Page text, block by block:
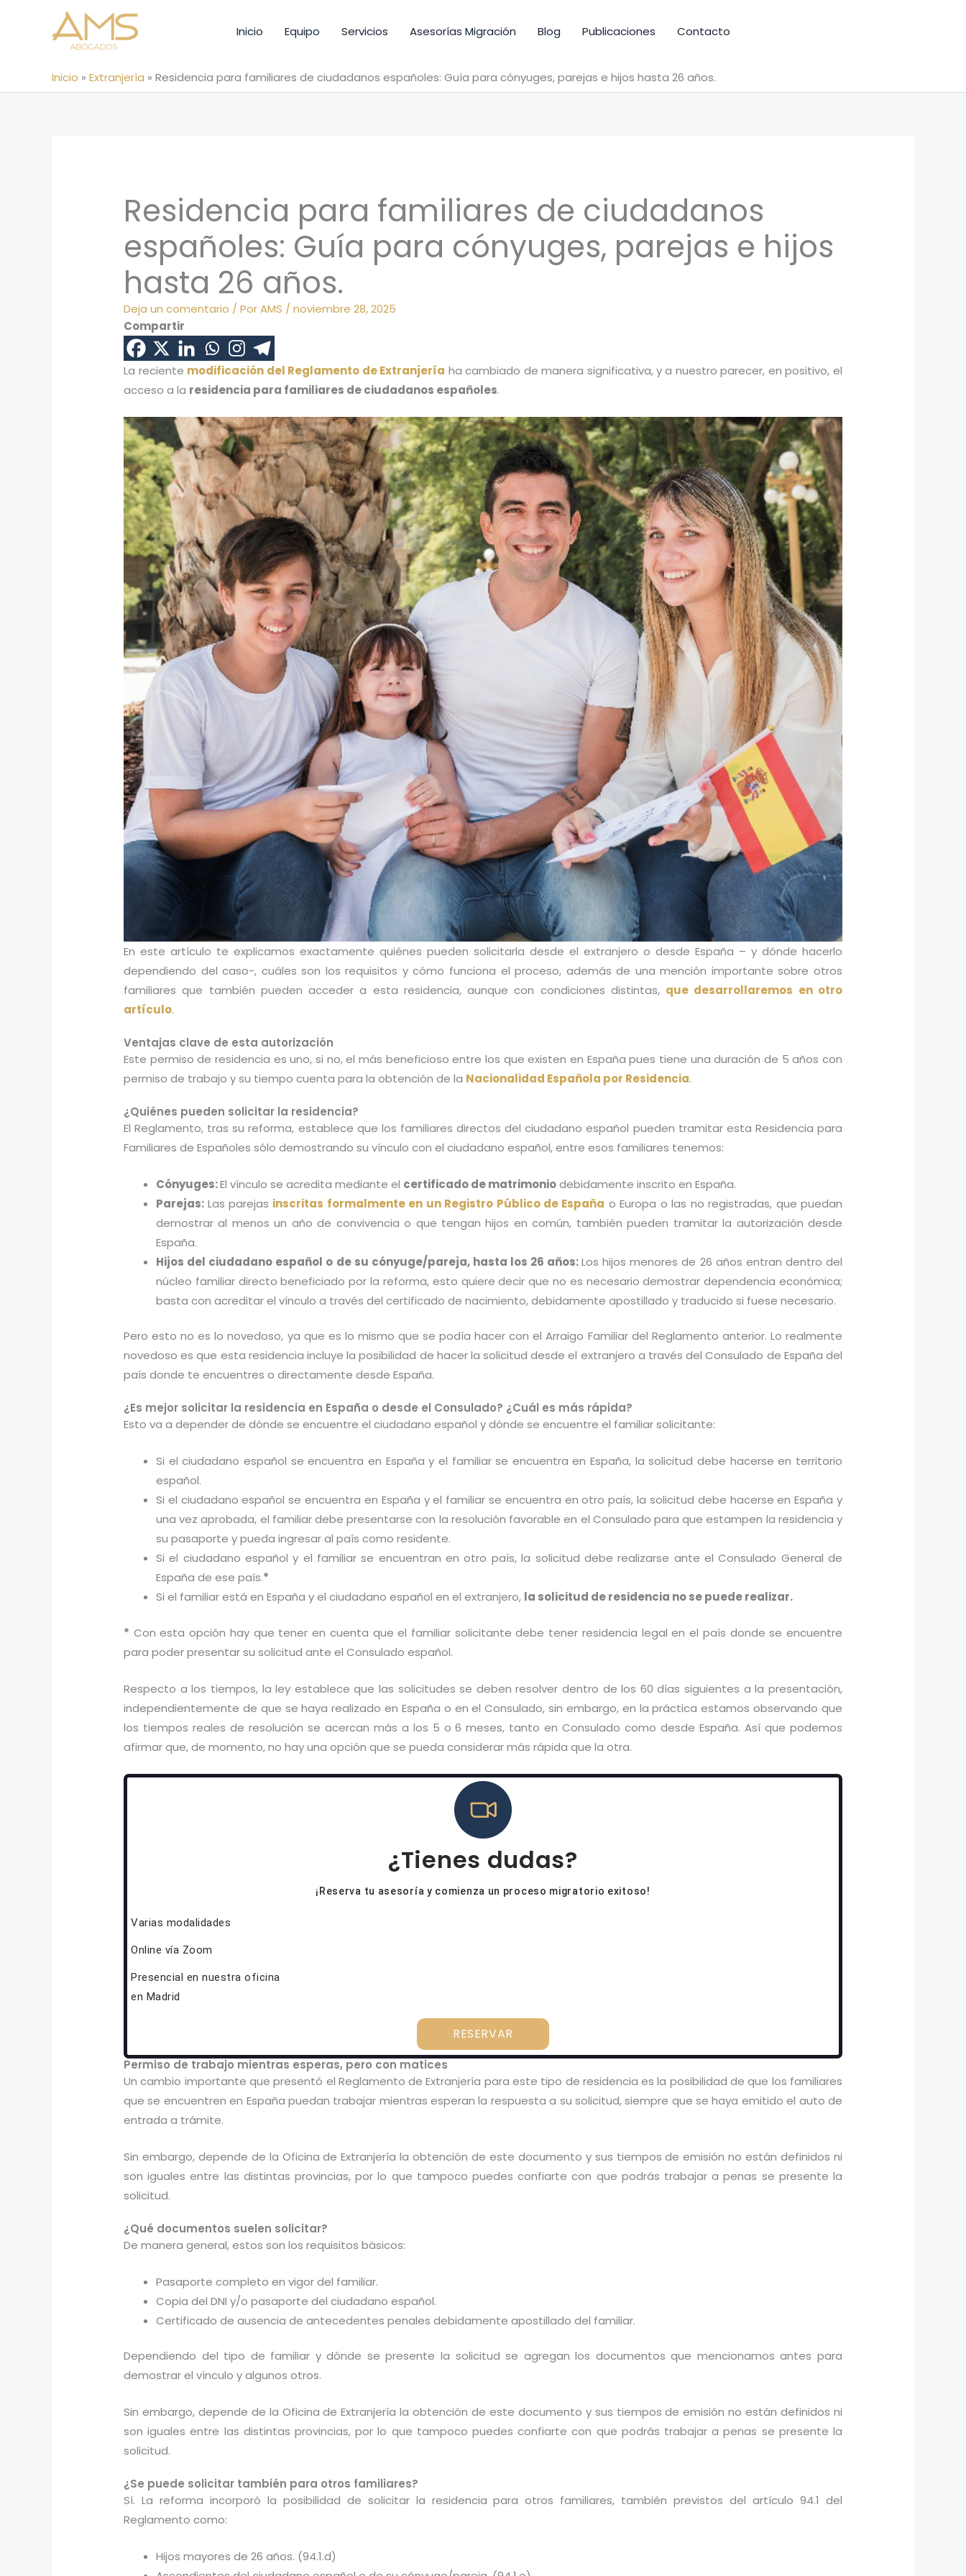
Inicio Equipo Servicios Asesorías Migración Blog Publicaciones Contacto
Inicio » Extranjería » Residencia para familiares de ciudadanos españoles: Guía para cónyuges, parejas e hijos hasta 26 años.
Residencia para familiares de ciudadanos
españoles: Guía para cónyuges, parejas e hijos
hasta 26 años.
Deja un comentario / PorAMS /noviembre 28, 2025
Compartir
La reciente modificación del Reglamento de Extranjería ha cambiado de manera significativa, y a nuestro parecer, en positivo, el
acceso a la residencia para familiares de ciudadanos españoles.
En este artículo te explicamos exactamente quiénes pueden solicitarla desde el extranjero o desde España – y dónde hacerlo
dependiendo del caso-, cuáles son los requisitos y cómo funciona el proceso, además de una mención importante sobre otros
familiares que también pueden acceder a esta residencia,aunque con condiciones distintas, que desarrollaremos en otro
artículo.
Ventajas clave de esta autorización
Este permiso de residencia es uno, si no, el más beneficioso entre los que existen en España pues tiene una duración de 5 años con
permiso de trabajo y su tiempo cuenta para la obtención de la Nacionalidad Española por Residencia.
¿Quiénes pueden solicitar la residencia?
El Reglamento, tras su reforma, establece que los familiares directos del ciudadano español pueden tramitar esta Residencia para
Familiares de Españoles sólo demostrando su vínculo con el ciudadano español, entre esos familiares tenemos:
Cónyuges:El vínculo se acredita mediante el certificado de matrimoniodebidamente inscrito en España.
Parejas: Las parejas inscritas formalmente en un Registro Público de España o Europa o las no registradas, que puedan
demostrar al menos un año de convivencia o que tengan hijos en común, también pueden tramitar la autorización desde
España.
Hijos del ciudadano español o de su cónyuge/pareja, hasta los 26 años:Los hijos menores de 26 años entran dentro del
núcleo familiar directo beneficiado por la reforma, esto quiere decir que no es necesario demostrar dependencia económica;
basta con acreditar el vínculo a través del certificado de nacimiento, debidamente apostillado y traducido si fuese necesario.
Pero esto no es lo novedoso, ya que es lo mismo que se podía hacer con el Arraigo Familiar del Reglamento anterior. Lo realmente
novedoso es que esta residencia incluye la posibilidad de hacer la solicitud desde el extranjero a través del Consulado de España del
país donde te encuentres o directamente desde España.
¿Es mejor solicitar la residencia en España o desde el Consulado? ¿Cuál es más rápida?
Esto va a depender de dónde se encuentre el ciudadano español y dónde se encuentre el familiar solicitante:
Si el ciudadano español se encuentra en España y el familiar se encuentra en España, la solicitud debe hacerse en territorio
español.
Si el ciudadano español se encuentra en España y el familiar se encuentra en otro país, la solicitud debe hacerse en España y
una vez aprobada, el familiar debe presentarse con la resolución favorable en el Consulado para que estampen la residencia y
su pasaporte y pueda ingresar al país como residente.
Si el ciudadano español y el familiar se encuentran en otro país, la solicitud debe realizarse ante el Consulado General de
España de ese país.*
Si el familiar está en España y el ciudadano español en el extranjero, la solicitud de residencia no se puede realizar.
* Con esta opción hay que tener en cuenta que el familiar solicitante debe tener residencia legal en el país donde se encuentre
para poder presentar su solicitud ante el Consulado español.
Respecto a los tiempos, la ley establece que las solicitudes se deben resolver dentro de los 60 días siguientes a la presentación,
independientemente de que se haya realizado en España o en el Consulado, sin embargo, en la práctica estamos observando que
los tiempos reales de resolución se acercan más a los 5 o 6 meses, tanto en Consulado como desde España. Así que podemos
afirmar que, de momento, no hay una opción que se pueda considerar más rápida que la otra.
¿Tienes dudas?
¡Reserva tu asesoría y comienza un proceso migratorio exitoso!
Varias modalidades
Online vía Zoom
Presencial en nuestra oficina
en Madrid
RESERVAR
Permiso de trabajo mientras esperas, pero con matices
Un cambio importante que presentó el Reglamento de Extranjería para este tipo de residencia es la posibilidad de que los familiares
que se encuentren en España puedan trabajar mientras esperan la respuesta a su solicitud, siempre que se haya emitido el auto de
entrada a trámite.
Sin embargo, depende de la Oficina de Extranjería la obtención de este documento y sus tiempos de emisión no están definidos ni
son iguales entre las distintas provincias, por lo que tampoco puedes confiarte con que podrás trabajar a penas se presente la
solicitud.
¿Qué documentos suelen solicitar?
De manera general, estos son los requisitos básicos:
Pasaporte completo en vigor del familiar.
Copia del DNI y/o pasaporte del ciudadano español.
Certificado de ausencia de antecedentes penales debidamente apostillado del familiar.
Dependiendo del tipo de familiar y dónde se presente la solicitud se agregan los documentos que mencionamos antes para
demostrar el vínculo y algunos otros.
Sin embargo, depende de la Oficina de Extranjería la obtención de este documento y sus tiempos de emisión no están definidos ni
son iguales entre las distintas provincias, por lo que tampoco puedes confiarte con que podrás trabajar a penas se presente la
solicitud.
¿Se puede solicitar también para otros familiares?
Sí. La reforma incorporó la posibilidad de solicitar la residencia para otros familiares, también previstos del artículo 94.1 del
Reglamento como:
Hijos mayores de 26 años. (94.1.d)